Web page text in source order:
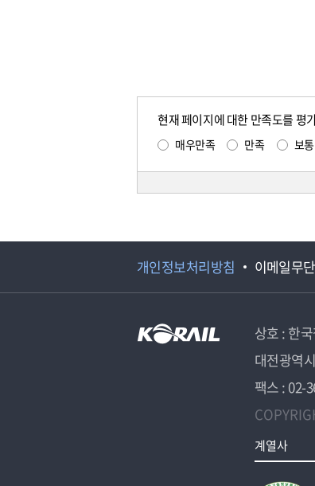
현재 페이지에 대한 만족도를 평
매우만족 만족 보통
개인정보처리방침 이메일무
상호 : 한
대전광역
팩스 : 02-
계열사